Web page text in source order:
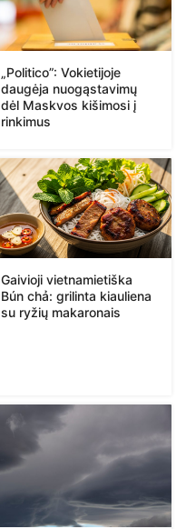
„Politico”: Vokietijoje
daugėja nuogąstavimų
dėl Maskvos kišimosi į
rinkimus
Gaivioji vietnamietiška
Bún chả: grilinta kiauliena
su ryžių makaronais